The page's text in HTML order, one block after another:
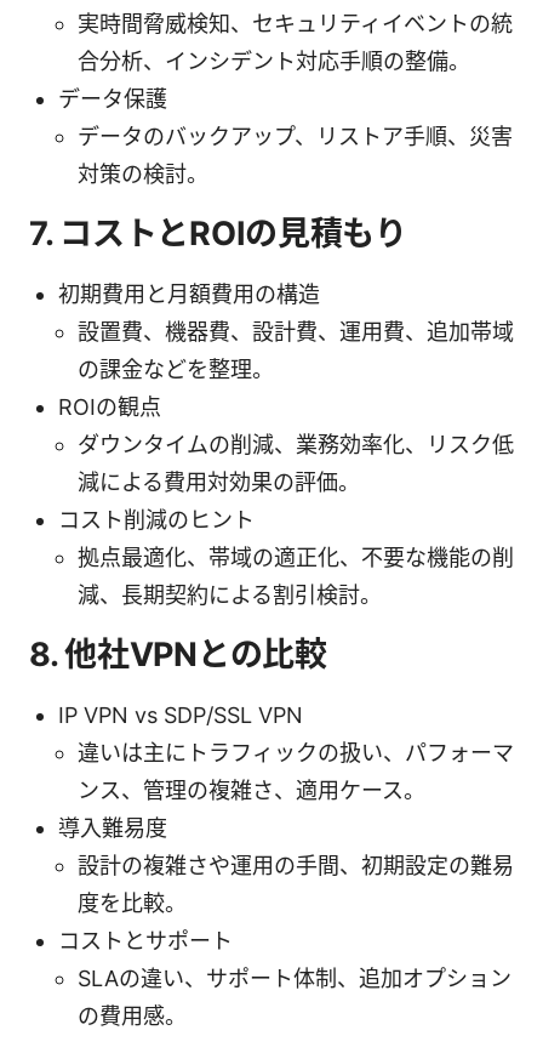
実時間脅威検知、セキュリティイベントの統
合分析、インシデント対応手順の整備。
データ保護
データのバックアップ、リストア手順、災害
対策の検討。
7. コストとROIの見積もり
初期費用と月額費用の構造
設置費、機器費、設計費、運用費、追加帯域
の課金などを整理。
ROIの観点
ダウンタイムの削減、業務効率化、リスク低
減による費用対効果の評価。
コスト削減のヒント
拠点最適化、帯域の適正化、不要な機能の削
減、長期契約による割引検討。
8. 他社VPNとの比較
IP VPN vs SDP/SSL VPN
違いは主にトラフィックの扱い、パフォーマ
ンス、管理の複雑さ、適用ケース。
導入難易度
設計の複雑さや運用の手間、初期設定の難易
度を比較。
コストとサポート
SLAの違い、サポート体制、追加オプション
の費用感。